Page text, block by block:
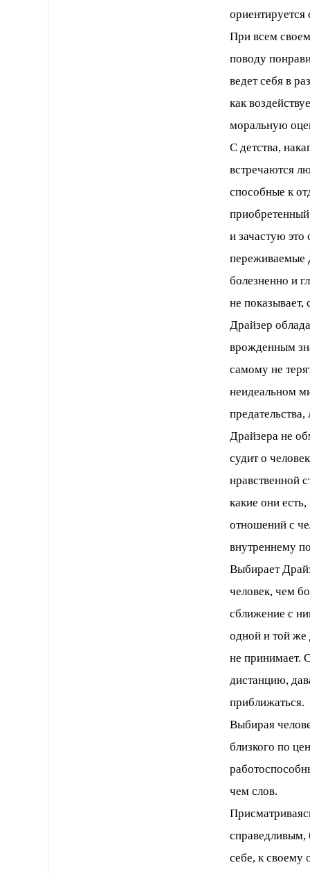
При всем
поводу
ведет себя в
как
моральную
С детства,
встречаются
способные к
и зачастую
переживаемые
болезненно и
не
Драйзер
врожденным
самому не
неидеальном
Драйзера не
судит о
нравственной
какие они
отношений с
внутреннему
Выбирает
человек, чем
сближение с
одной и той же
не принимает.
дистанцию,
приближаться.
Выбирая
близкого по
чем слов.
справедливым,
себе, к